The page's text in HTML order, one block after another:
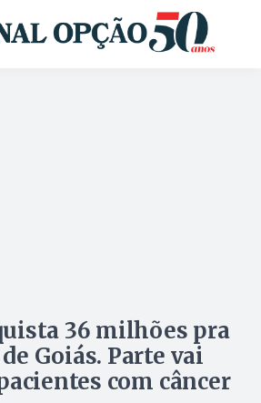
36 milhões pra
Goiás. Parte vai
com câncer